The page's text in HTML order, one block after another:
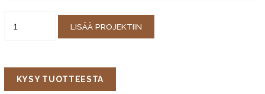
LISÄÄ PROJEKTIIN
KYSY TUOTTEESTA